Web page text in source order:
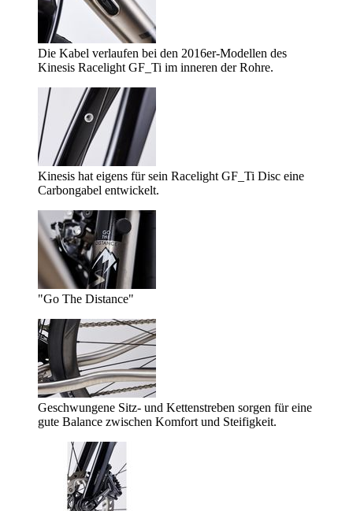
Die Kabel verlaufen bei den 2016er-Modellen des
Kinesis Racelight GF_Ti im inneren der Rohre.
Kinesis hat eigens für sein Racelight GF_Ti Disc eine
Carbongabel entwickelt.
"Go The Distance"
Geschwungene Sitz- und Kettenstreben sorgen für eine
gute Balance zwischen Komfort und Steifigkeit.